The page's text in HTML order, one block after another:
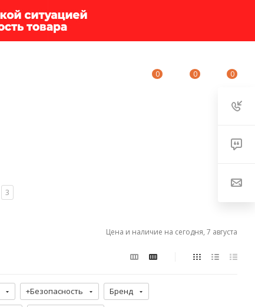
0 0 0
3
Цена и наличие на сегодня, 7 августа
+Безопасность Бренд